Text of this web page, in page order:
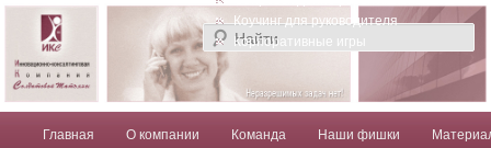
Компания Солдатовой Татьяны
Главное менюПерейти к основному содержимому
Перейти к дополнительному содержимому
Главная О компании Команда Наши фишки
Коучинг для руководителя
Корпоративные игры